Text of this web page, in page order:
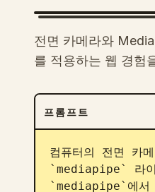
전면 카메라와
를 적용하는 웹 경험
프롬프트
컴퓨터의 전면 카
`mediapipe` 라이
`mediapipe`에서